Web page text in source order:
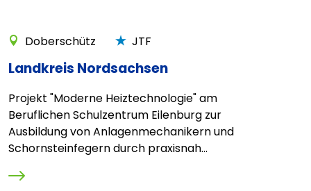
Doberschütz JTF
Landkreis Nordsachsen
Projekt "Moderne Heiztechnologie" am
Beruflichen Schulzentrum Eilenburg zur
Ausbildung von Anlagenmechanikern und
Schornsteinfegern durch praxisnah...